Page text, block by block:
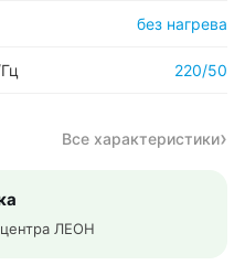
без нагрева
220/50
Все характеристики
ЛЕОН